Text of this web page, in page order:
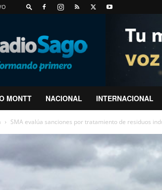
MONTT NACIONAL INTERNACIONAL
SMA evalúa sanciones por tratamiento de residuos